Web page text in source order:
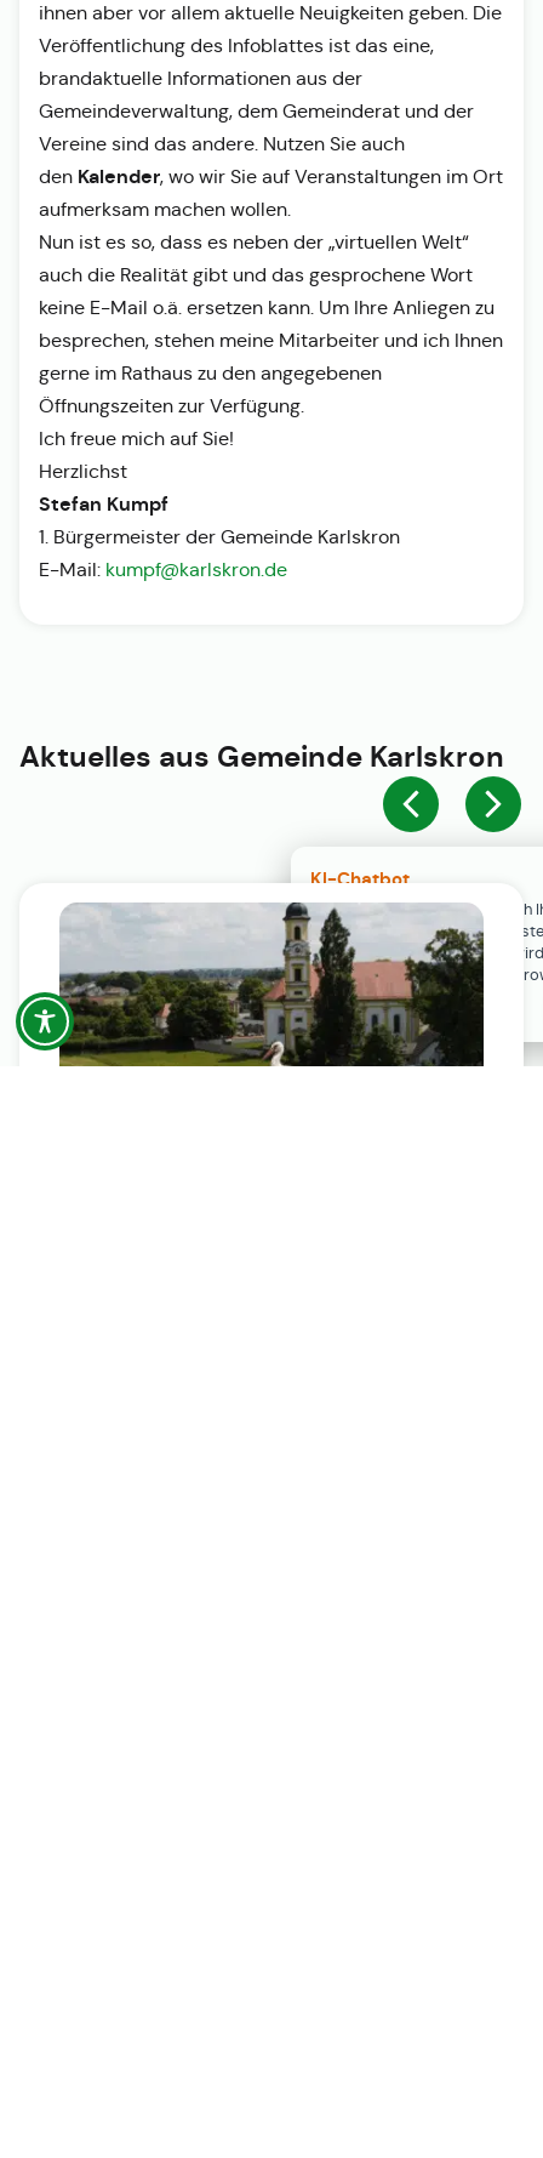
KI-Chatbot
Der KI-Chatbot steht erst nach
Einwilligung in den Cookie-
Verfügung. Der Chat-Verlauf
ausschließlich lokal in Ihrem
gespeichert.
ihnen aber vor allem aktuelle Neuigkeiten geben. Die
Veröffentlichung des Infoblattes ist das eine,
brandaktuelle Informationen aus der
Gemeindeverwaltung, dem Gemeinderat und der
Vereine sind das andere. Nutzen Sie auch
den Kalender, wo wir Sie auf Veranstaltungen im Ort
aufmerksam machen wollen.
Nun ist es so, dass es neben der „virtuellen Welt“
auch die Realität gibt und das gesprochene Wort
keine E-Mail o.ä. ersetzen kann. Um Ihre Anliegen zu
besprechen, stehen meine Mitarbeiter und ich Ihnen
gerne im Rathaus zu den angegebenen
Öffnungszeiten zur Verfügung.
Ich freue mich auf Sie!
Herzlichst
Stefan Kumpf
1. Bürgermeister der Gemeinde Karlskron
E-Mail: kumpf@karlskron.de
Aktuelles aus Gemeinde Karlskron